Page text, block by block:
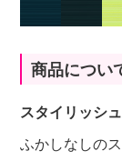
商品につい
スタイリッシ
ふかしなしの